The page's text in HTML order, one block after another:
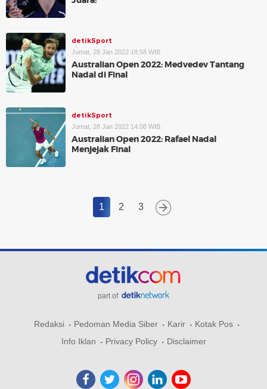
detikSport
Jumat, 28 Jan 2022 18:58 WIB
Australian Open 2022: Medvedev Tantang
Nadal di Final
detikSport
Jumat, 28 Jan 2022 14:08 WIB
Australian Open 2022: Rafael Nadal
Menjejak Final
1 2 3
part of
Redaksi Pedoman Media Siber Karir
Kotak Pos
Info Iklan
Privacy Policy Disclaimer